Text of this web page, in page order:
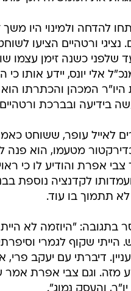
מאז רכשו את הבנק,
נשמרו באיפוק שקט, גם
בעיקר לצורך הזה.
חבר לציפי לבני
נפתחו עימותים בין
המזוהים עם
העיקריות היו כי לא ראוי
עם מפלגה פוליטית,
את הממשלה הקיימת.
להדחה ולמינוי היו משך
נציגי ורטהיים הציעו
שלפני כשנה זימן עצמו
אלי יונס, יידע אותו כי
המכהן והכתרתו הוא
בידיעה ובברכת
לאייל עופר, ששוחט
מטעמו, הוא פנה